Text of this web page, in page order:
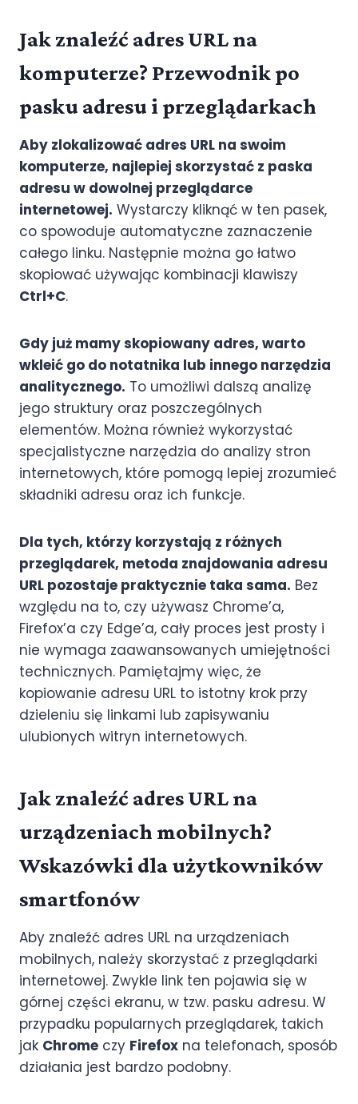
Jak znaleźć adres URL na
komputerze? Przewodnik po
pasku adresu i przeglądarkach
Aby zlokalizować adres URL na swoim
komputerze, najlepiej skorzystać z paska
adresu w dowolnej przeglądarce
internetowej. Wystarczy kliknąć w ten pasek,
co spowoduje automatyczne zaznaczenie
całego linku. Następnie można go łatwo
skopiować używając kombinacji klawiszy
Ctrl+C.
Gdy już mamy skopiowany adres, warto
wkleić go do notatnika lub innego narzędzia
analitycznego. To umożliwi dalszą analizę
jego struktury oraz poszczególnych
elementów. Można również wykorzystać
specjalistyczne narzędzia do analizy stron
internetowych, które pomogą lepiej zrozumieć
składniki adresu oraz ich funkcje.
Dla tych, którzy korzystają z różnych
przeglądarek, metoda znajdowania adresu
URL pozostaje praktycznie taka sama. Bez
względu na to, czy używasz Chrome’a,
Firefox’a czy Edge’a, cały proces jest prosty i
nie wymaga zaawansowanych umiejętności
technicznych. Pamiętajmy więc, że
kopiowanie adresu URL to istotny krok przy
dzieleniu się linkami lub zapisywaniu
ulubionych witryn internetowych.
Jak znaleźć adres URL na
urządzeniach mobilnych?
Wskazówki dla użytkowników
smartfonów
Aby znaleźć adres URL na urządzeniach
mobilnych, należy skorzystać z przeglądarki
internetowej. Zwykle link ten pojawia się w
górnej części ekranu, w tzw. pasku adresu. W
przypadku popularnych przeglądarek, takich
jak Chrome czy Firefox na telefonach, sposób
działania jest bardzo podobny.